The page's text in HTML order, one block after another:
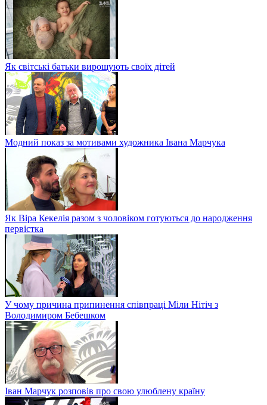
Як світські батьки вирощують своїх дітей
Модний показ за мотивами художника Івана Марчука
Як Віра Кекелія разом з чоловіком готуються до народження
первістка
У чому причина припинення співпраці Міли Нітіч з
Володимиром Бебешком
Іван Марчук розповів про свою улюблену країну